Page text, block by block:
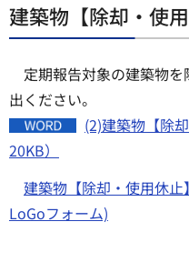
建築物【除却・使
定期報告対象の建築物
出ください。
(2)建築物【除
20KB）
建築物【除却・使用休
LoGoフォーム)